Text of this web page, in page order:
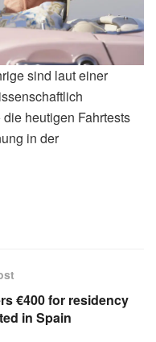
sind laut einer
heutigen Fahrtests
in der
€400 for residency
in Spain